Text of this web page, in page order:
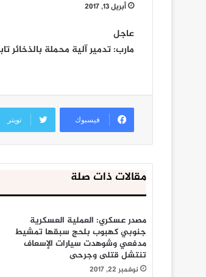
أبريل 13, 2017
عاجل
مارب: تدمير آلية محملة بالذخائر
فيسبوك تويتر
مقالات ذات صلة
مصدر عسكري: العملية العسكرية
جنوبي كهبوب بلحج سبقها تمشيط
مدفعي وشوهدت سيارات الإسعاف
تنتشل قتلى وجرحى
نوفمبر 22, 2017